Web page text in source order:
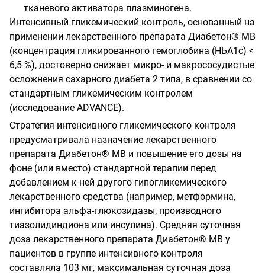
тканевого активатора плазминогена.
Интенсивный гликемический контроль, основанный на
применении лекарственного препарата Диабетон® МВ
(концентрация гликированного гемоглобина (НЬА1с) <
6,5 %), достоверно снижает микро- и макрососудистые
осложнения сахарного диабета 2 типа, в сравнении со
стандартным гликемическим контролем
(исследование ADVANCE).
Стратегия интенсивного гликемического контроля
предусматривала назначение лекарственного
препарата Диабетон® МВ и повышение его дозы на
фоне (или вместо) стандартной терапии перед
добавлением к ней другого гипогликемического
лекарственного средства (например, метформина,
ингибитора альфа-глюкозидазы, производного
тиазолидиндиона или инсулина). Средняя суточная
доза лекарственного препарата Диабетон® МВ у
пациентов в группе интенсивного контроля
составляла 103 мг, максимальная суточная доза